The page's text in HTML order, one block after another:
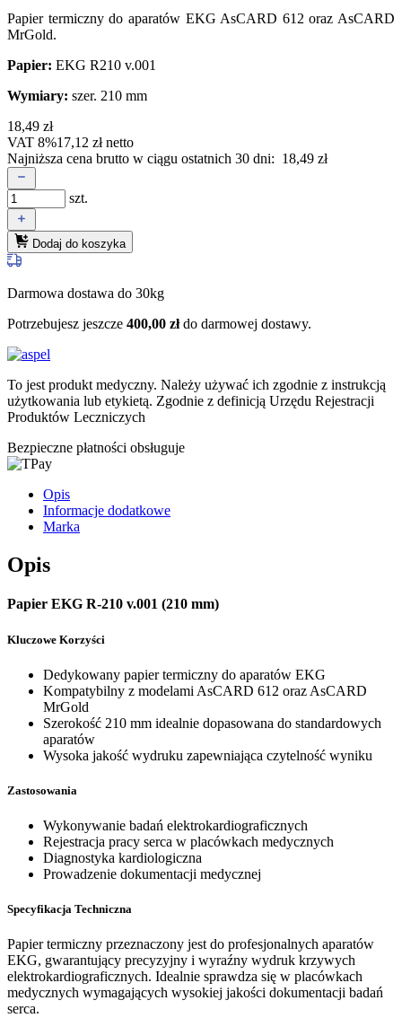
Papier termiczny do aparatów EKG AsCARD 612 oraz AsCARD
MrGold.
Papier: EKG R210 v.001
Wymiary: szer. 210 mm
18,49 zł
VAT 8%17,12 złnetto
Najniższa cena brutto w ciągu ostatnich 30 dni: 18,49 zł
szt.
Dodaj do koszyka
Darmowa dostawa do 30kg
Potrzebujesz jeszcze 400,00 złdo darmowej dostawy.
To jest produkt medyczny. Należy używać ich zgodnie z instrukcją
użytkowania lub etykietą. Zgodnie z definicją Urzędu Rejestracji
Produktów Leczniczych
Bezpieczne płatności obsługuje
Opis
Informacje dodatkowe
Marka
Opis
Papier EKG R-210 v.001 (210 mm)
Kluczowe Korzyści
Dedykowany papier termiczny do aparatów EKG
Kompatybilny z modelami AsCARD 612 oraz AsCARD
MrGold
Szerokość 210 mm idealnie dopasowana do standardowych
aparatów
Wysoka jakość wydruku zapewniająca czytelność wyniku
Zastosowania
Wykonywanie badań elektrokardiograficznych
Rejestracja pracy serca w placówkach medycznych
Diagnostyka kardiologiczna
Prowadzenie dokumentacji medycznej
Specyfikacja Techniczna
Papier termiczny przeznaczony jest do profesjonalnych aparatów
EKG, gwarantujący precyzyjny i wyraźny wydruk krzywych
elektrokardiograficznych. Idealnie sprawdza się w placówkach
medycznych wymagających wysokiej jakości dokumentacji badań
serca.